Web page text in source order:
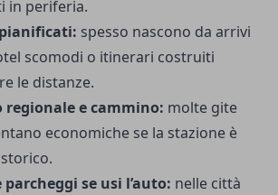
in periferia.
spesso nascono da arrivi
scomodi o itinerari costruiti
le distanze.
regionale e cammino: molte gite
economiche se la stazione è
parcheggi se usi l’auto: nelle città